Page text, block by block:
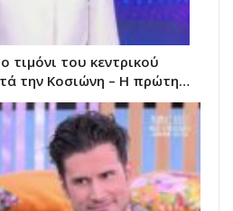
τιμόνι του κεντρικού
την Κοσιώνη – Η πρώτη…